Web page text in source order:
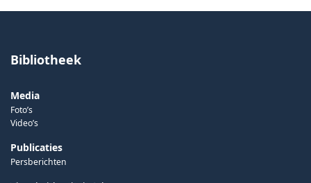
Bibliotheek
Media
Foto’s
Video’s
Publicaties
Persberichten